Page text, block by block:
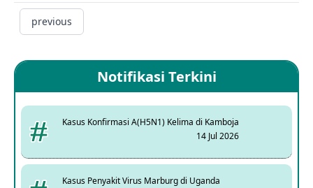
previous
Notifikasi Terkini
Kasus Konfirmasi A(H5N1) Kelima di Kamboja
14 Jul 2026
Kasus Penyakit Virus Marburg di Uganda